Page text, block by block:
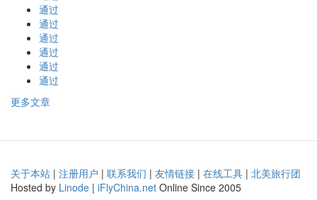
通过
通过
通过
通过
通过
通过
更多文章
关于本站 | 注册用户 | 联系我们 | 友情链接 | 在线工具 | 北美旅行团
Hosted by Linode | iFlyChina.net Online Since 2005